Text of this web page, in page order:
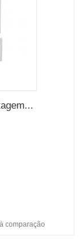
comparação